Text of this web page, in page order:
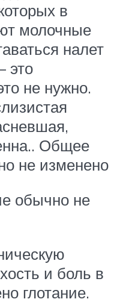
в
молочные
налет
это
не нужно.
Общее
не изменено
обычно не
и боль в
глотание.